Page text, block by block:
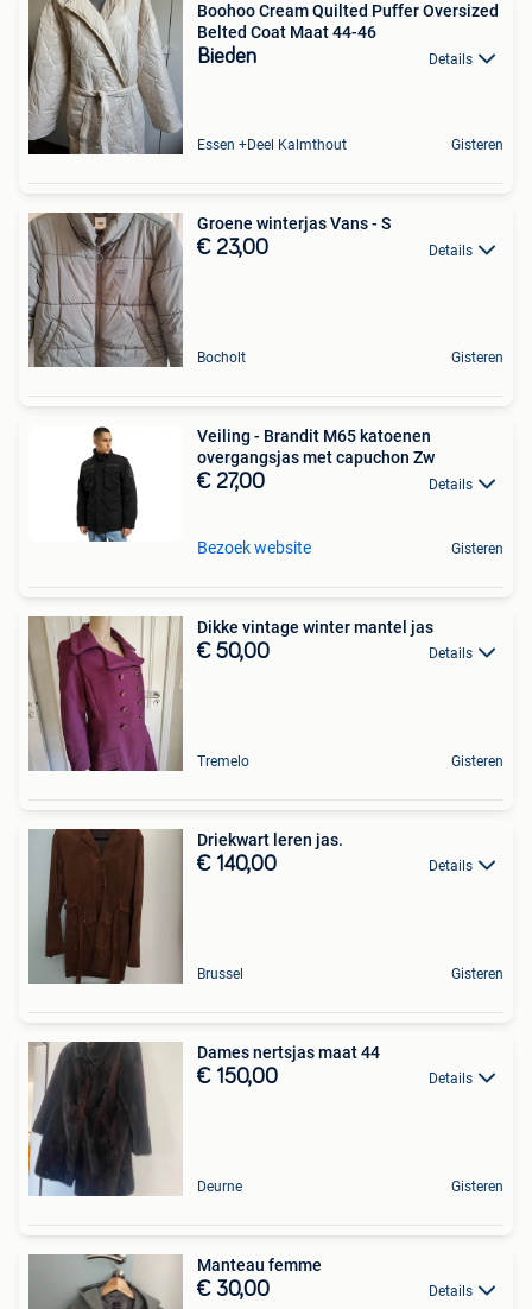
Boohoo Cream Quilted Puffer Oversized
Belted Coat Maat 44-46
Bieden Details
Essen +Deel Kalmthout Gisteren
Groene winterjas Vans - S
€ 23,00 Details
Bocholt Gisteren
Veiling - Brandit M65 katoenen
overgangsjas met capuchon Zw
€ 27,00 Details
Bezoek website Gisteren
Dikke vintage winter mantel jas
€ 50,00 Details
Tremelo Gisteren
Driekwart leren jas.
€ 140,00 Details
Brussel Gisteren
Dames nertsjas maat 44
€ 150,00 Details
Deurne Gisteren
Manteau femme
€ 30,00 Details